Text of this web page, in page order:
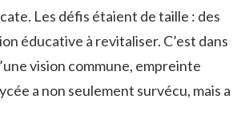
Les défis étaient de taille : des
éducative à revitaliser. C’est dans
vision commune, empreinte
a non seulement survécu, mais a